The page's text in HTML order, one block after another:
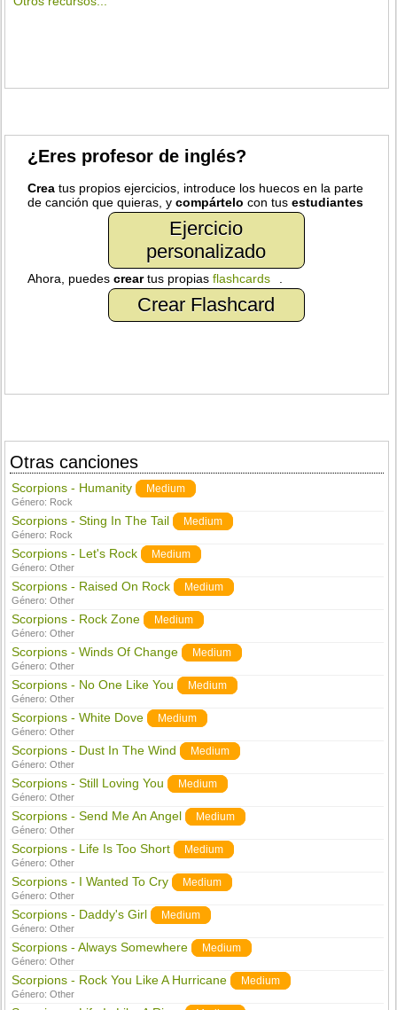
¿Eres profesor de inglés?
Crea tus propios ejercicios, introduce los huecos en la parte
de canción que quieras, ycompártelo con tusestudiantes
Ejercicio
personalizado
Ahora, puedescreartus propiasflashcards
Crear Flashcard
Otras canciones
Scorpions - Humanity Medium
Género: Rock
Scorpions - Sting In The Tail Medium
Género: Rock
Scorpions - Let's Rock Medium
Género:Other
Scorpions - Raised On Rock Medium
Género:Other
Scorpions - Rock Zone Medium
Género:Other
Scorpions - Winds Of Change Medium
Género:Other
Scorpions - No One Like You Medium
Género:Other
Scorpions - White Dove Medium
Género:Other
Scorpions - Dust In The Wind Medium
Género:Other
Scorpions - Still Loving You Medium
Género:Other
Scorpions - Send Me An Angel Medium
Género:Other
Scorpions - Life Is Too Short Medium
Género:Other
Scorpions - I Wanted To Cry Medium
Género:Other
Scorpions - Daddy's Girl Medium
Género:Other
Scorpions - Always Somewhere Medium
Género:Other
Scorpions - Rock You Like A Hurricane Medium
Género:Other